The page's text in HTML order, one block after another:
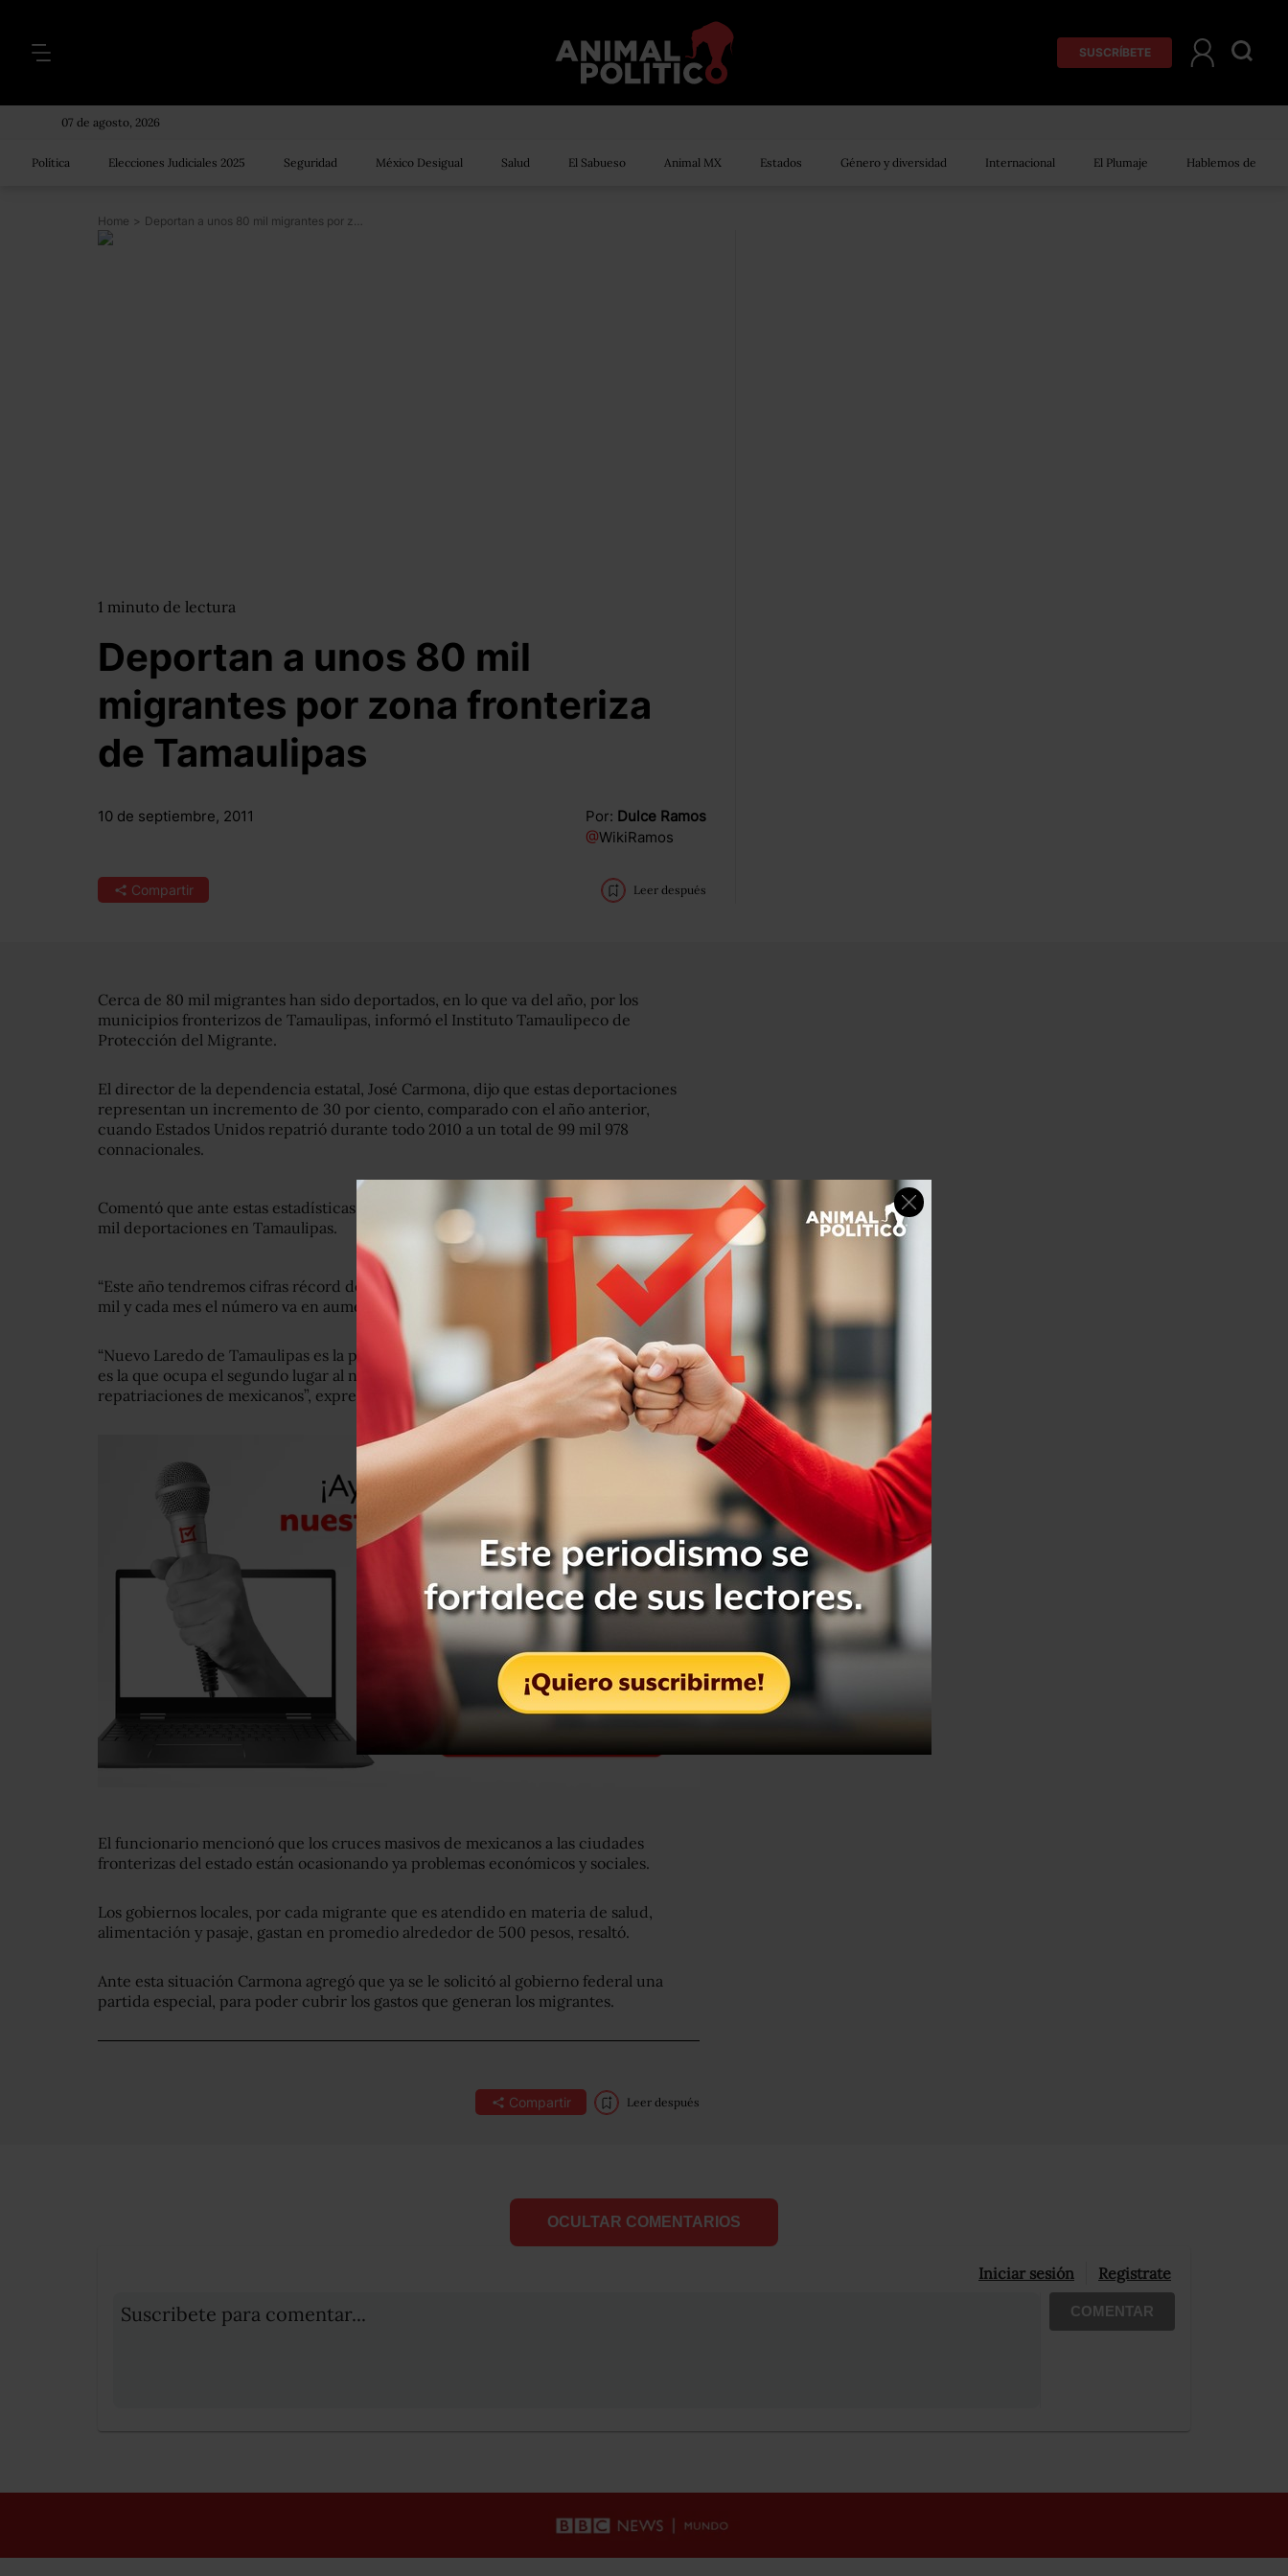
SUSCRÍBETE
07 de agosto, 2026
Política Elecciones Judiciales 2025 Seguridad México Desigual Salud El Sabueso Animal MX Estados Género y diversidad Internacional El Plumaje Hablemos de
Home > Deportan a unos 80 mil migrantes por zona fronteriza de Tamaulipas
1 minuto de lectura
Deportan a unos 80 mil
migrantes por zona fronteriza
de Tamaulipas
10 de septiembre, 2011 Por: Dulce Ramos
@WikiRamos
Compartir Leer después
Cerca de 80 mil migrantes han sido deportados, en lo que va del año, por los
municipios fronterizos de Tamaulipas, informó el Instituto Tamaulipeco de
Protección del Migrante.
El director de la dependencia estatal, José Carmona, dijo que estas deportaciones
representan un incremento de 30 por ciento, comparado con el año anterior,
cuando Estados Unidos repatrió durante todo 2010 a un total de 99 mil 978
connacionales.
Comentó que ante estas estadísticas, para este 2011 se espera culminar con unas 150
mil deportaciones en Tamaulipas.
“Este año tendremos cifras récord de deportaciones, actualmente llevamos unas 80
mil y cada mes el número va en aumento”, señaló.
“Nuevo Laredo de Tamaulipas es la principal frontera con este problema, tanto que
es la que ocupa el segundo lugar al nivel nacional por debajo de Tijuana respecto a
repatriaciones de mexicanos”, expresó.
El funcionario mencionó que los cruces masivos de mexicanos a las ciudades
fronterizas del estado están ocasionando ya problemas económicos y sociales.
Los gobiernos locales, por cada migrante que es atendido en materia de salud,
alimentación y pasaje, gastan en promedio alrededor de 500 pesos, resaltó.
Ante esta situación Carmona agregó que ya se le solicitó al gobierno federal una
partida especial, para poder cubrir los gastos que generan los migrantes.
Compartir Leer después
OCULTAR COMENTARIOS
Iniciar sesión Registrate
Suscribete para comentar... COMENTAR